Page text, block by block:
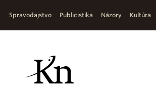
Spravodajstvo Publicistika Názory Kultúra